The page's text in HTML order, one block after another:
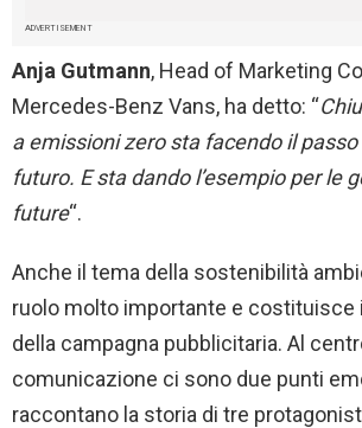
ADVERTISEMENT
Anja Gutmann, Head of Marketing
Mercedes-Benz Vans, ha detto: “
a emissioni zero sta facendo il
futuro. E sta dando l’esempio per le
future“.
Anche il tema della sostenibilità
ruolo molto importante e costituisce
della campagna pubblicitaria. Al
comunicazione ci sono due punti
raccontano la storia di tre